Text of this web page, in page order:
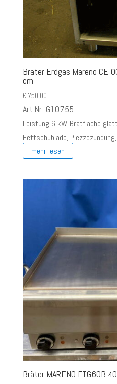
Bräter Erdgas Mareno
cm
€750,00
Art.Nr.: G10755
Leistung 6 kW, Bratfläche
Fettschublade,
mehr lesen
Bräter MARENO FTG60B